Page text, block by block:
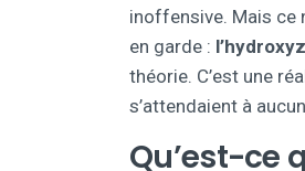
inoffensive. Mais ce
en garde :
théorie. C’est une
s’attendaient à
Qu’est-ce